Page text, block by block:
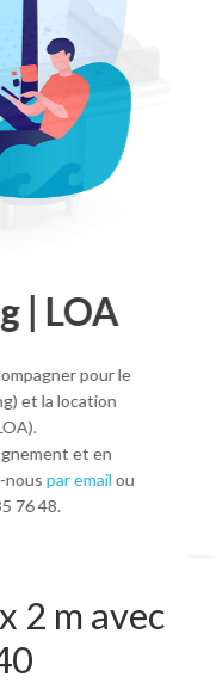
| LOA
pour le
et la location
et en
nouspar emailou
76 48.
2 m avec